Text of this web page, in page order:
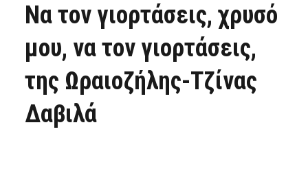
Να τον γιορτάσεις, χρυσό
μου, να τον γιορτάσεις,
της Ωραιοζήλης-Τζίνας
Δαβιλά